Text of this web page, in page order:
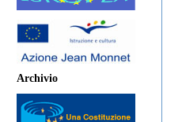
Archivio